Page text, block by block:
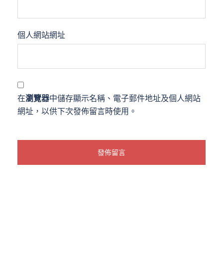
個人網站網址
在瀏覽器中儲存顯示名稱、電子郵件地址及個人網站
網址，以供下次發佈留言時使用。